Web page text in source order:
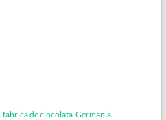
fabrica de ciocolata-Germania-